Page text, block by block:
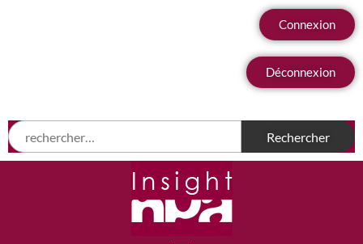
Connexion
Déconnexion